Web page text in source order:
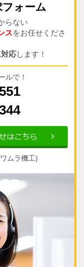
ォーム
らない
スをお任せくださ
応します！
ルで！
ムラ機工)